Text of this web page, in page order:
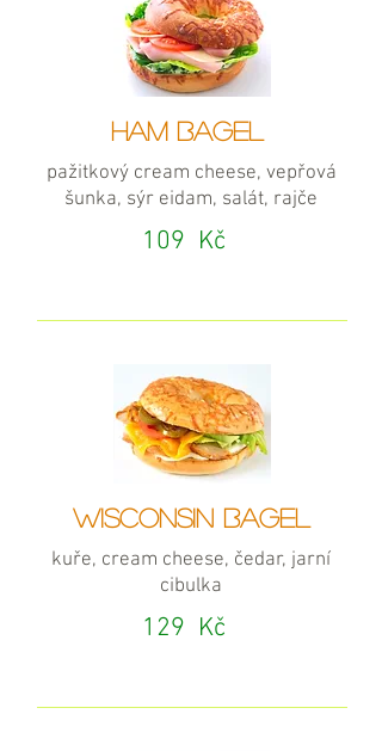
HAM BAGEL
pažitkový cream cheese, vepřová
šunka, sýr eidam, salát, rajče
109 Kč
WISCONSIN BAGEL
kuře, cream cheese, čedar, jarní
cibulka
129 Kč